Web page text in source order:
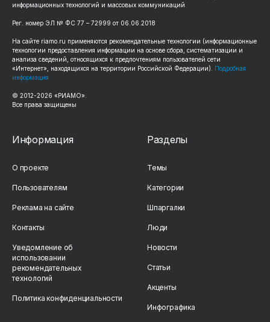
информационных технологий и массовых коммуникаций
Рег. номер ЭЛ № ФС 77 – 72999 от 06.06.2018
На сайте riamo.ru применяются рекомендательные технологии (информационные
технологии предоставления информации на основе сбора, систематизации и
анализа сведений, относящихся к предпочтениям пользователей сети
«Интернет», находящихся на территории Российской Федерации). Подробная
информация
© 2012-2026 «РИАМО».
Все права защищены
Информация
О проекте
Пользователям
Реклама на сайте
Контакты
Уведомление об
использовании
рекомендательных
технологий
Политика конфиденциальности
Разделы
Темы
Категории
Шпаргалки
Люди
Новости
Статьи
Акценты
Инфографика